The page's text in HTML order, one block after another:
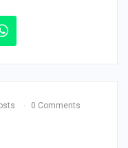
0 Comments